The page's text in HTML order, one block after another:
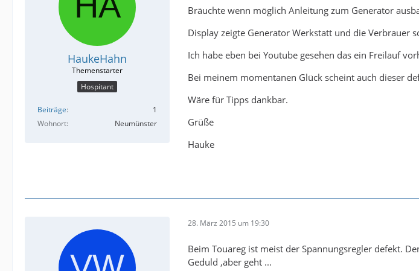
HaukeHahn
Hospitant
Beiträge
1
Wohnort
Neumünster
Bräuchte wenn möglich Anleitung zum Generator
Display zeigte Generator Werkstatt und die Verbrauer
Ich habe eben bei Youtube gesehen das ein Freilauf
Bei meinem momentanen Glück scheint auch dieser
Wäre für Tipps dankbar.
Grüße
Hauke
28. März 2015 um 19:30
Beim Touareg ist meist der Spannungsregler defekt.
Geduld ,aber geht ...